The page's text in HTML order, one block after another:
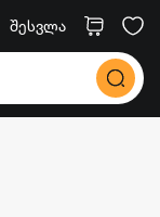
შესვლა